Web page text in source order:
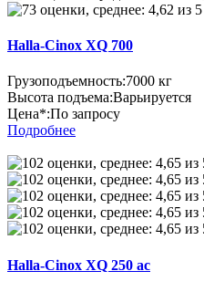
Halla-Cinox XQ 700
Грузоподъемность:7000 кг
Высота подъема:Варьируется
Цена*:По запросу
Подробнее
Halla-Cinox XQ 250 ac